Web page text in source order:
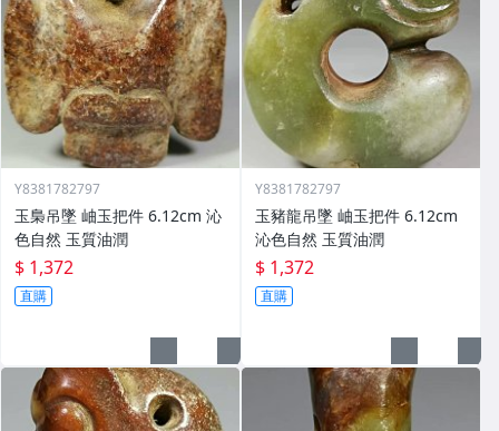
Y8381782797
玉梟吊墜 岫玉把件 6.12cm 沁
色自然 玉質油潤
$ 1,372
直購
Y8381782797
玉豬龍吊墜 岫玉把件 6.12cm
沁色自然 玉質油潤
$ 1,372
直購